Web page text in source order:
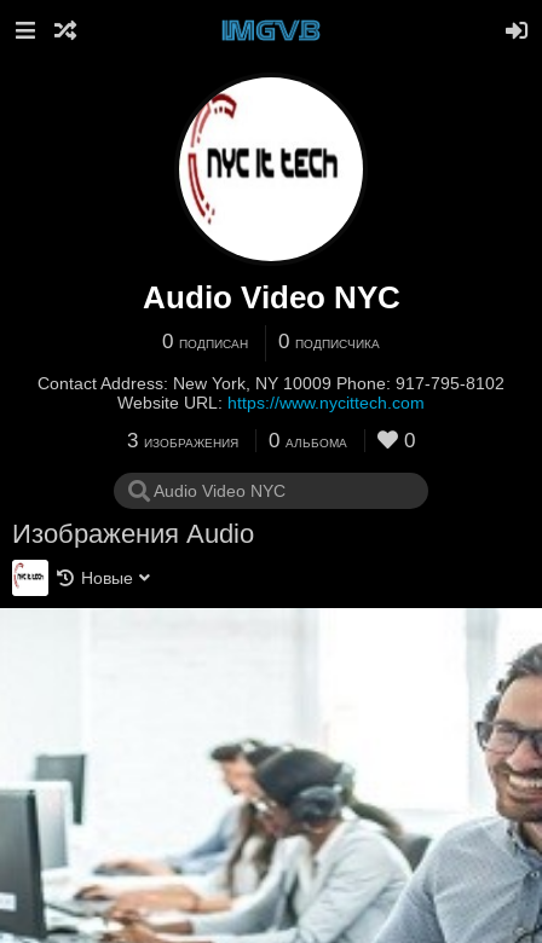
Audio Video NYC
0 ПОДПИСАН 0 ПОДПИСЧИКА
Contact Address: New York, NY 10009 Phone: 917-795-8102
Website URL: https://www.nycittech.com
3 ИЗОБРАЖЕНИЯ 0 АЛЬБОМА 0
Изображения Audio
Новые